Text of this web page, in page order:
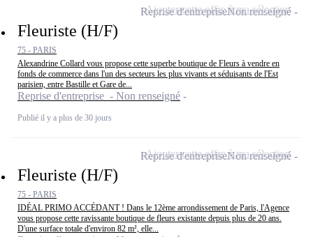
Fleuriste (H/F)
75 - PARIS
Alexandrine Collard vous propose cette superbe boutique de Fleurs à vendre en
fonds de commerce dans l'un des secteurs les plus vivants et séduisants de l'Est
parisien, entre Bastille et Gare de...
Reprise d'entreprise - Non renseigné
Publié il y a plus de 30 jours
Reprise d'entrepriseNon renseigné
Ajouter cette offre à ma sélection
Fleuriste (H/F)
75 - PARIS
IDÉAL PRIMO ACCÉDANT ! Dans le 12ème arrondissement de Paris, l'Agence
vous propose cette ravissante boutique de fleurs existante depuis plus de 20 ans.
D'une surface totale d'environ 82 m², elle...
Reprise d'entrepriseNon renseigné
Ajouter cette offre à ma sélection